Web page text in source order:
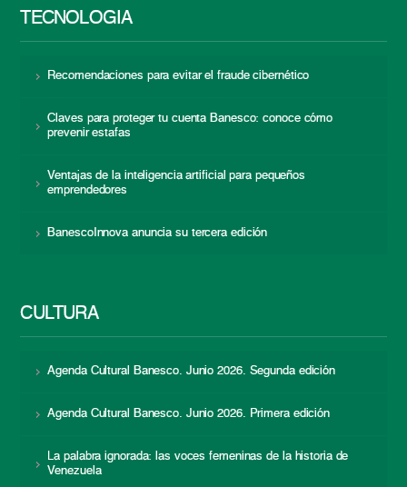
TECNOLOGÍA
Recomendaciones para evitar el fraude cibernético
Claves para proteger tu cuenta Banesco: conoce cómo
prevenir estafas
Ventajas de la inteligencia artificial para pequeños
emprendedores
BanescoInnova anuncia su tercera edición
CULTURA
Agenda Cultural Banesco. Junio 2026. Segunda edición
Agenda Cultural Banesco. Junio 2026. Primera edición
La palabra ignorada: las voces femeninas de la historia de
Venezuela